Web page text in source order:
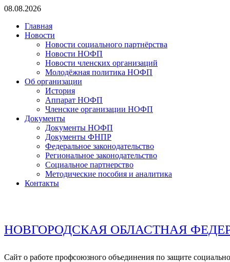
Перейти
содержимому
08.08.2026
Главная
Новости
Новости социального партнёрства
Новости НОФП
Новости членских организаций
Молодёжная политика НОФП
Об организации
История
Аппарат НОФП
Членские организации НОФП
Документы
Документы НОФП
Документы ФНПР
Федеральное законодательство
Региональное законодательство
Социальное партнерство
Методические пособия и аналитика
Контакты
НОВГОРОДСКАЯ ОБЛАСТНАЯ
Сайт о работе профсоюзного объединения по защите